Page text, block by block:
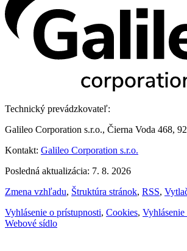
Technický prevádzkovateľ:
Galileo Corporation s.r.o., Čierna Voda 468,
Kontakt: Galileo Corporation s.r.o.
Posledná aktualizácia: 7. 8. 2026
Zmena vzhľadu, Štruktúra stránok, RSS,
Vyhlásenie o prístupnosti, Cookies, Vyhlásenie
Webové sídlo